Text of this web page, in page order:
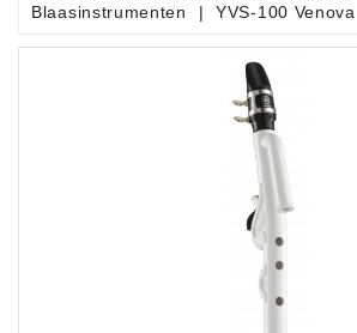
Blaasinstrumenten
YVS-100 Venova